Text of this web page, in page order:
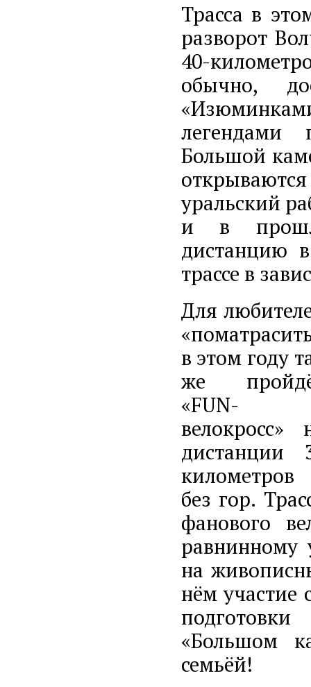
Трасса в
разворот
40-
обычно,
легендами
Большой
уральский
и в
дистанцию
трассе в
Для
в этом году
же
«FUN-
велокросс»
дистанции
километров
без гор.
фанового
равнинному
на
нём
«Большом
семьёй!